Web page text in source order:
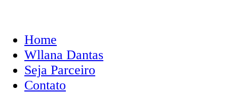
Home
Wllana Dantas
Seja Parceiro
Contato